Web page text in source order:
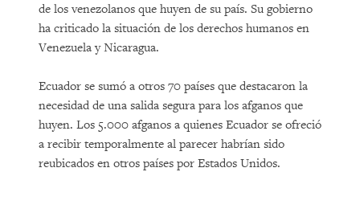
de los venezolanos que huyen de su país. Su gobierno
ha criticado la situación de los derechos humanos en
Venezuela y Nicaragua.
Ecuador se sumó a otros 70 países que destacaron la
necesidad de una salida segura para los afganos que
huyen. Los 5.000 afganos a quienes Ecuador se ofreció
a recibir temporalmente al parecer habrían sido
reubicados en otros países por Estados Unidos.